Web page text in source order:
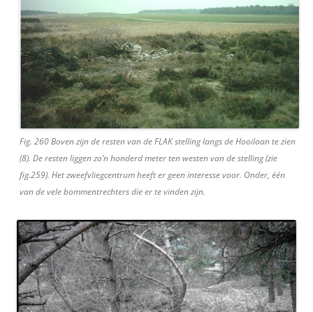
Fig. 260 Boven zijn de resten van de FLAK stelling langs de Hooilaan te zien
(8). De resten liggen zo’n honderd meter ten westen van de stelling (zie
fig.259). Het zweefvliegcentrum heeft er geen interesse voor. Onder, één
van de vele bommentrechters die er te vinden zijn.